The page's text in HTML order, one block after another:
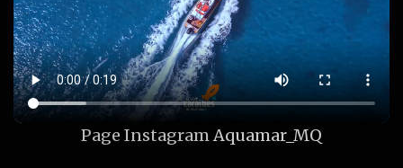
Page InstagramAquamar_MQ